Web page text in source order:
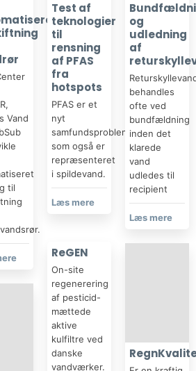
Vand
til
Test af
teknologier
til
rensning
af PFAS
fra
hotspots
PFAS er et
nyt
samfundsproblem,
som også er
repræsenteret
i spildevand.
Læs mere​
ReGEN
On-site
regenerering
af pesticid-
mættede
aktive
kulfiltre ved
danske
vandværker.​
og
udledning
af
behandles
ofte ved
bundfældning
inden det
klarede
vand
udledes til
recipient
Læs mere​